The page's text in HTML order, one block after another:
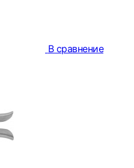
В сравнение